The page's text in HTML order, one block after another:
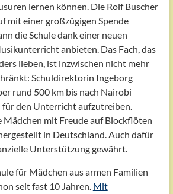
lernen können. Die Rolf Buscher
mit einer großzügigen Spende
die Schule dank einer neuen
anbieten. Das Fach, das
lieben, ist inzwischen nicht mehr
Schuldirektorin Ingeborg
rund 500 km bis nach Nairobi
für den Unterricht aufzutreiben.
Mädchen mit Freude auf Blockflöten
in Deutschland. Auch dafür
Unterstützung gewährt.
für Mädchen aus armen Familien
seit fast 10 Jahren. Mit